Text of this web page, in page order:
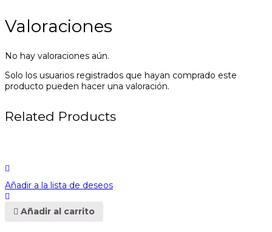
Valoraciones
No hay valoraciones aún.
Solo los usuarios registrados que hayan comprado este
producto pueden hacer una valoración.
Related Products
Añadir a la lista de deseos
Añadir al carrito